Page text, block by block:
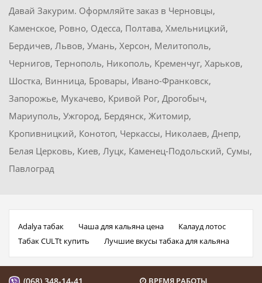
Давай Закурим. Оформляйте заказ в Черновцы,
Каменское, Ровно, Одесса, Полтава, Хмельницкий,
Бердичев, Львов, Умань, Херсон, Мелитополь,
Чернигов, Тернополь, Никополь, Кременчуг, Харьков,
Шостка, Винница, Бровары, Ивано-Франковск,
Запорожье, Мукачево, Кривой Рог, Дрогобыч,
Мариуполь, Ужгород, Бердянск, Житомир,
Кропивницкий, Конотоп, Черкассы, Николаев, Днепр,
Белая Церковь, Киев, Луцк, Каменец-Подольский, Сумы,
Павлоград
Adalya табак Чаша для кальяна цена
Калауд лотос
Табак CULTt купить
Лучшие вкусы табака для кальяна
ВРЕМЯ РАБОТЫ